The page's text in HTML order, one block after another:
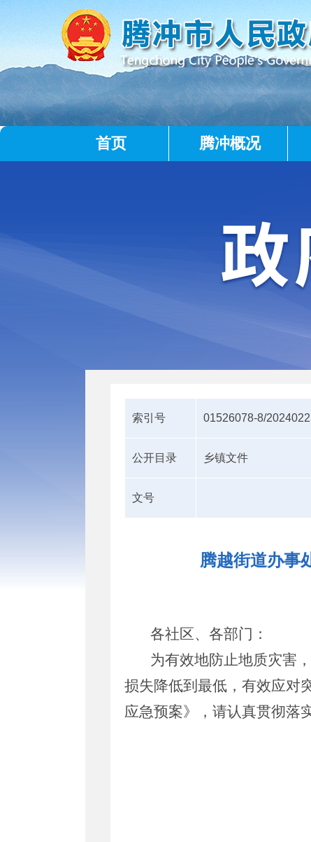
首页 腾冲概况
索引号 01526078-8/
公开目录 乡镇文件
文号
腾越街道办事
各社区、各部门：
为有效地防止地质灾害
损失降低到最低，有效应对
应急预案》，请认真贯彻落实
腾越街
2024年